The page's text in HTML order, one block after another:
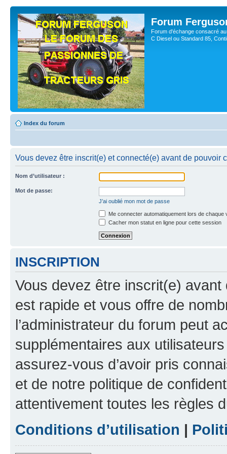
Forum
Forum d'échange consacré
C Diesel ou Standard 85,
Index du forum
Vous devez être inscrit(e) et connecté(e) avant de pouvoir
Nom d’utilisateur :
Mot de passe:
J’ai oublié mon mot de passe
Me connecter automatiquement lors de chaque
Cacher mon statut en ligne pour cette session
INSCRIPTION
Vous devez être inscrit(e) avant
est rapide et vous offre de
l’administrateur du forum peut
supplémentaires aux
assurez-vous d’avoir pris
et de notre politique de
attentivement toutes les règles
Conditions d’utilisation |